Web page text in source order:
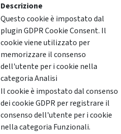
Descrizione
Questo cookie è impostato dal
plugin GDPR Cookie Consent. Il
cookie viene utilizzato per
memorizzare il consenso
dell'utente per i cookie nella
categoria Analisi
Il cookie è impostato dal consenso
dei cookie GDPR per registrare il
consenso dell'utente per i cookie
nella categoria Funzionali.